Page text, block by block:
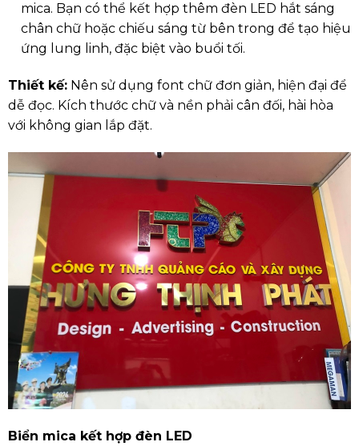
mica. Bạn có thể kết hợp thêm đèn LED hắt sáng
chân chữ hoặc chiếu sáng từ bên trong để tạo hiệu
ứng lung linh, đặc biệt vào buổi tối.
Thiết kế:Nên sử dụng font chữ đơn giản, hiện đại để
dễ đọc. Kích thước chữ và nền phải cân đối, hài hòa
với không gian lắp đặt.
Biển mica kết hợp đèn LED